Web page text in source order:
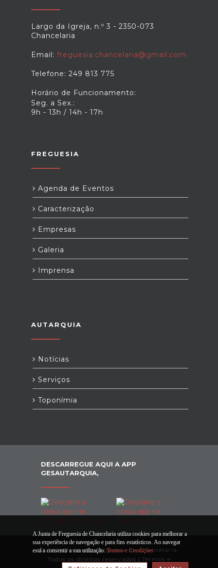
Largo da Igreja, n.º 3 - 2350-073
Chancelaria
Email: freguesia.chancelaria@gmail.com
Telefone: 249 813 775
Horário de Funcionamento:
Seg. a Sex.:
9h - 13h / 14h - 17h
FREGUESIA
Agenda de Eventos
Caracterização
Empresas
Galeria
Imprensa
AUTARQUIA
Notícias
Serviços
Toponímia
DESCARREGUE AQUI A APP
GESAUTARQUIA,
© 2026 Junta de Freguesia de Chancelaria.
Todos os direitos reservados | Termos e
A Junta de Freguesia de Chancelaria utiliza cookies para melhorar a
sua experiência de navegação e para fins estatísticos. Ao navegar
está a consentir a sua utilização.Termos e Condições